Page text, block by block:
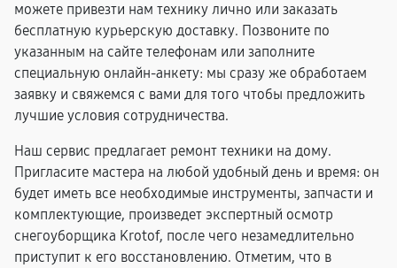
можете привезти нам технику лично или заказать
бесплатную курьерскую доставку. Позвоните по
указанным на сайте телефонам или заполните
специальную онлайн-анкету: мы сразу же обработаем
заявку и свяжемся с вами для того чтобы предложить
лучшие условия сотрудничества.
Наш сервис предлагает ремонт техники на дому.
Пригласите мастера на любой удобный день и время: он
будет иметь все необходимые инструменты, запчасти и
комплектующие, произведет экспертный осмотр
снегоуборщика Krotof, после чего незамедлительно
приступит к его восстановлению. Отметим, что в